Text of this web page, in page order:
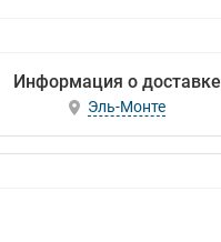
Информация о доставке
Эль-Монте